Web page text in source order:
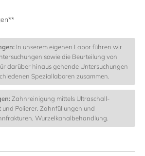
In unserem eigenen Labor führen wir
sowie die Beurteilung von
darüber hinaus gehende Untersuchungen
Speziallaboren zusammen.
Zahnreinigung mittels Ultraschall-
Polierer. Zahnfüllungen und
Wurzelkanalbehandlung.